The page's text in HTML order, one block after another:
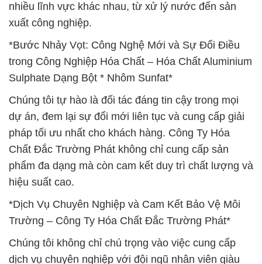
nhiều lĩnh vực khác nhau, từ xử lý nước đến sản
xuất công nghiệp.
*Bước Nhảy Vọt: Công Nghệ Mới và Sự Đổi Điều
trong Công Nghiệp Hóa Chất – Hóa Chất Aluminium
Sulphate Dạng Bột * Nhôm Sunfat*
Chúng tôi tự hào là đối tác đáng tin cậy trong mọi
dự án, đem lại sự đổi mới liên tục và cung cấp giải
pháp tối ưu nhất cho khách hàng. Công Ty Hóa
Chất Đắc Trường Phát không chỉ cung cấp sản
phẩm đa dạng mà còn cam kết duy trì chất lượng và
hiệu suất cao.
*Dịch Vụ Chuyên Nghiệp và Cam Kết Bảo Vệ Môi
Trường – Công Ty Hóa Chất Đắc Trường Phát*
Chúng tôi không chỉ chú trọng vào việc cung cấp
dịch vụ chuyên nghiệp với đội ngũ nhân viên giàu